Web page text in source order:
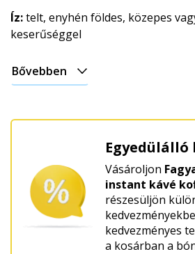
Íz:telt, enyhén földes, közepes
keserűséggel
Bővebben
Egyedülálló
Vásároljon
instant kávé
részesüljön
kedvezményes
a kosárban a